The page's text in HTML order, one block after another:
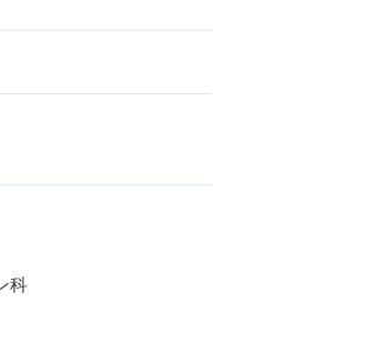
科